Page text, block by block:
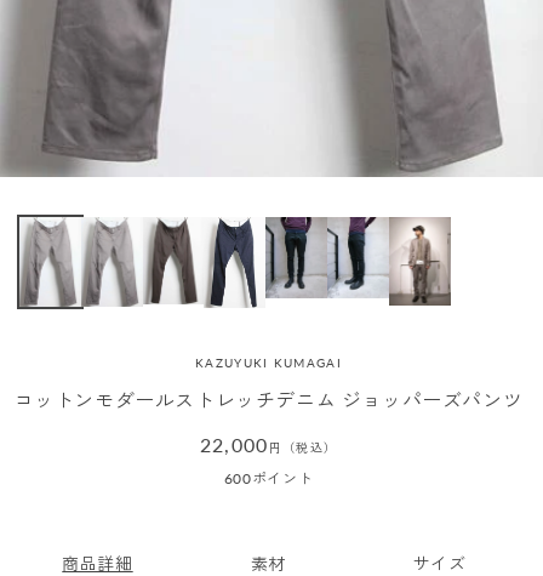
KAZUYUKI KUMAGAI
コットンモダールストレッチデニム ジョッパーズパンツ
通
22,000 円（税込）
600ポイント
商品詳細 素材 サイズ